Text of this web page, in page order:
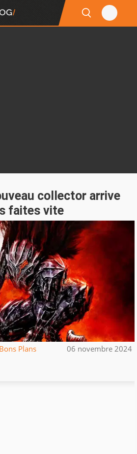
collector arrive
faites vite
Plans 06 novembre 2024